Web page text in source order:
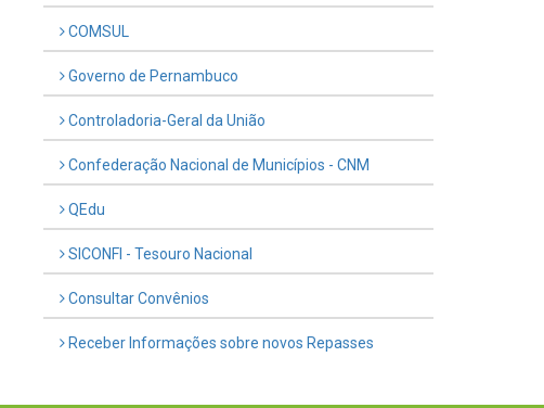
COMSUL
Governo de Pernambuco
Controladoria-Geral da União
Confederação Nacional de Municípios - CNM
QEdu
SICONFI - Tesouro Nacional
Consultar Convênios
Receber Informações sobre novos Repasses